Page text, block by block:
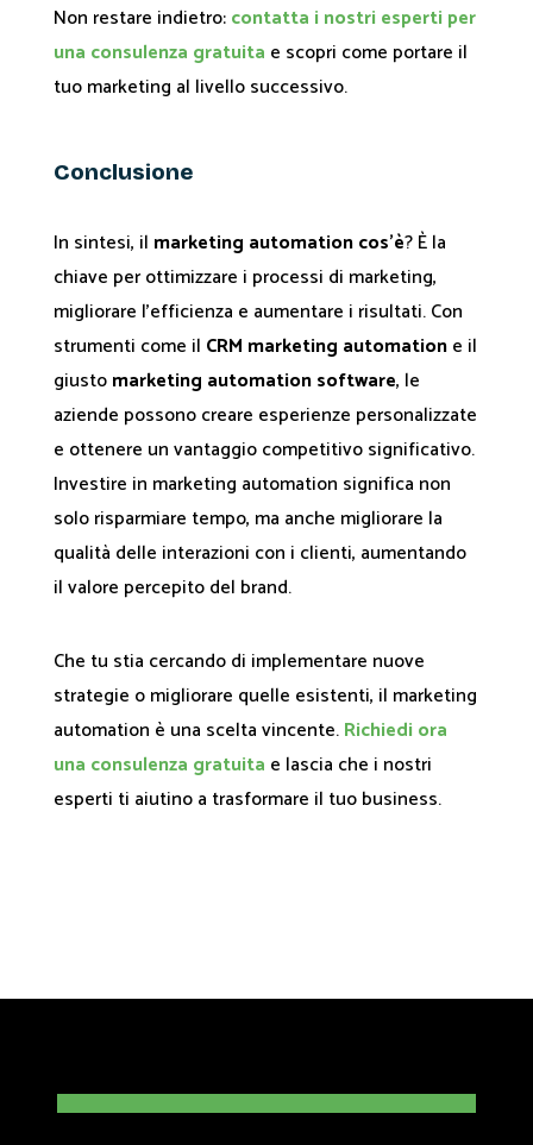
Non restare indietro:contatta i nostri esperti per
una consulenza gratuita e scopri come portare il
tuo marketing al livello successivo.
Conclusione
In sintesi, il marketing automation cos'è? È la
chiave per ottimizzare i processi di marketing,
migliorare l’efficienza e aumentare i risultati. Con
strumenti come il CRM marketing automatione il
giustomarketing automation software, le
aziende possono creare esperienze personalizzate
e ottenere un vantaggio competitivo significativo.
Investire in marketing automation significa non
solo risparmiare tempo, ma anche migliorare la
qualità delle interazioni con i clienti, aumentando
il valore percepito del brand.
Che tu stia cercando di implementare nuove
strategie o migliorare quelle esistenti, il marketing
automation è una scelta vincente.Richiedi ora
una consulenza gratuita e lascia che i nostri
esperti ti aiutino a trasformare il tuo business.